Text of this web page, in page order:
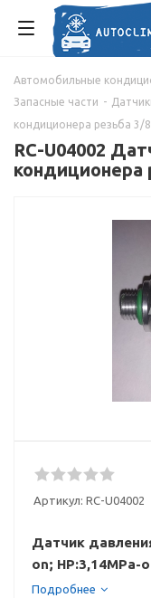
Автомобильные
Запасные части -
кондиционера резьба 3/
RC-U04002
кондиционера
Артикул: RC-U04002
Датчик
on; HP:3,14MPa-
3/8"-24UNF
Подробнее